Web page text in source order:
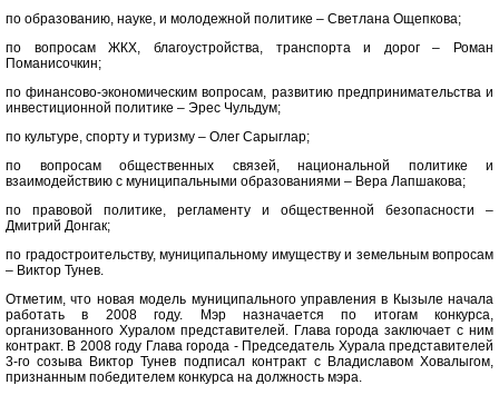
по образованию, науке, и молодежной политике – Светлана Ощепкова;
по вопросам ЖКХ, благоустройства, транспорта и дорог – Роман
Поманисочкин;
по финансово-экономическим вопросам, развитию предпринимательства и
инвестиционной политике – Эрес Чульдум;
по культуре, спорту и туризму – Олег Сарыглар;
по вопросам общественных связей, национальной политике и
взаимодействию с муниципальными образованиями – Вера Лапшакова;
по правовой политике, регламенту и общественной безопасности –
Дмитрий Донгак;
по градостроительству, муниципальному имуществу и земельным вопросам
– Виктор Тунев.
Отметим, что новая модель муниципального управления в Кызыле начала
работать в 2008 году. Мэр назначается по итогам конкурса,
организованного Хуралом представителей. Глава города заключает с ним
контракт. В 2008 году Глава города - Председатель Хурала представителей
3-го созыва Виктор Тунев подписал контракт с Владиславом Ховалыгом,
признанным победителем конкурса на должность мэра.